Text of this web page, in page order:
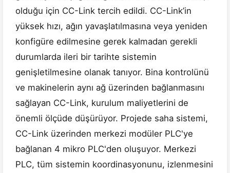
olduğu için CC-Link tercih edildi. CC-Link’in
yüksek hızı, ağın yavaşlatılmasına veya yeniden
konfigüre edilmesine gerek kalmadan gerekli
durumlarda ileri bir tarihte sistemin
genişletilmesine olanak tanıyor. Bina kontrolünü
ve makinelerin aynı ağ üzerinden bağlanmasını
sağlayan CC-Link, kurulum maliyetlerini de
önemli ölçüde düşürüyor. Projede saha sistemi,
CC-Link üzerinden merkezi modüler PLC'ye
bağlanan 4 mikro PLC'den oluşuyor. Merkezi
PLC, tüm sistemin koordinasyonunu, izlenmesini